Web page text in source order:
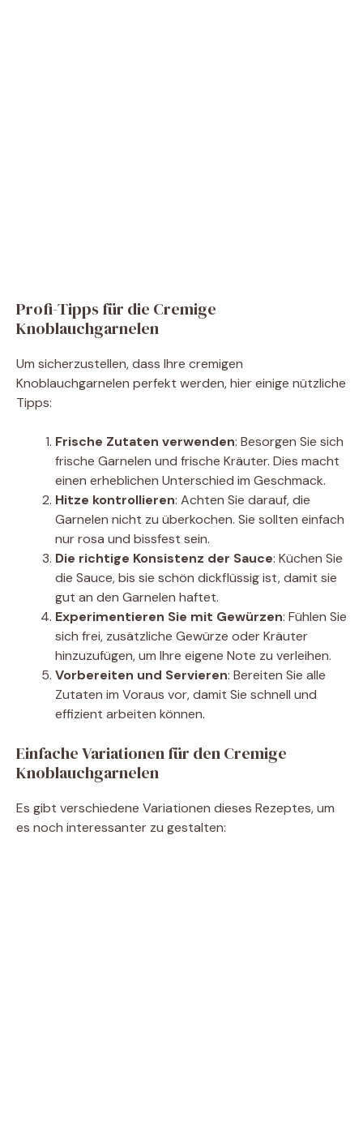
Profi-Tipps für die Cremige
Knoblauchgarnelen
Um sicherzustellen, dass Ihre cremigen
Knoblauchgarnelen perfekt werden, hier einige nützliche
Tipps:
Frische Zutaten verwenden: Besorgen Sie sich
frische Garnelen und frische Kräuter. Dies macht
einen erheblichen Unterschied im Geschmack.
Hitze kontrollieren: Achten Sie darauf, die
Garnelen nicht zu überkochen. Sie sollten einfach
nur rosa und bissfest sein.
Die richtige Konsistenz der Sauce: Küchen Sie
die Sauce, bis sie schön dickflüssig ist, damit sie
gut an den Garnelen haftet.
Experimentieren Sie mit Gewürzen: Fühlen Sie
sich frei, zusätzliche Gewürze oder Kräuter
hinzuzufügen, um Ihre eigene Note zu verleihen.
Vorbereiten und Servieren: Bereiten Sie alle
Zutaten im Voraus vor, damit Sie schnell und
effizient arbeiten können.
Einfache Variationen für den Cremige
Knoblauchgarnelen
Es gibt verschiedene Variationen dieses Rezeptes, um
es noch interessanter zu gestalten: